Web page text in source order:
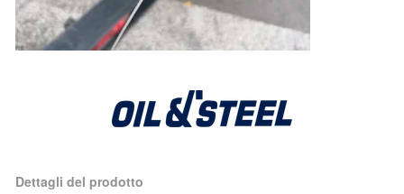
Dettagli del prodotto